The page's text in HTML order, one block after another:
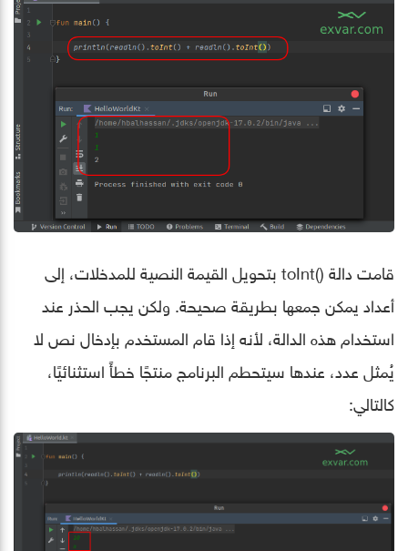
قامت دالة ()toInt بتحويل القيمة النصية للمدخلات، إلى
أعداد يمكن جمعها بطريقة صحيحة. ولكن يجب الحذر عند
استخدام هذه الدالة، ﻷنه إذا قام المستخدم بإدخال نص لا
يُمثل عدد، عندها سيتحطم البرنامج منتجًا خطأً استثنائيًا،
كالتالي: